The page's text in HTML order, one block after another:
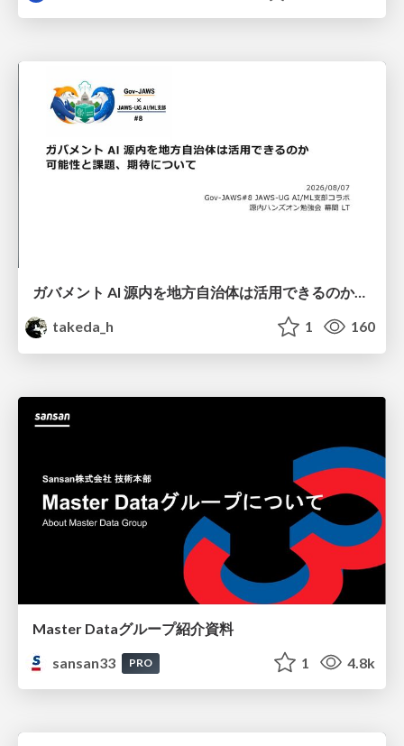
ガバメント AI 源内を地方自治体は活用できるのか 可能性と課題、期待について
takeda_h
1 160
Master Dataグループ紹介資料
sansan33
PRO 1 4.8k